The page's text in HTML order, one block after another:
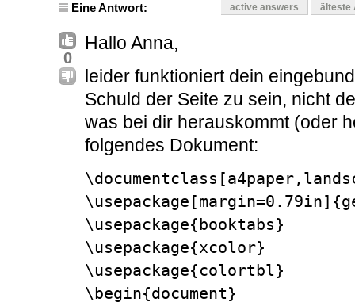
Eine Antwort: active answers älteste
0
Hallo Anna,
leider funktioniert dein
Schuld der Seite zu sein, nicht
was bei dir herauskommt (oder
folgendes Dokument:
\usepackage{booktabs}
\usepackage{xcolor}
\usepackage{colortbl}
\begin{document}